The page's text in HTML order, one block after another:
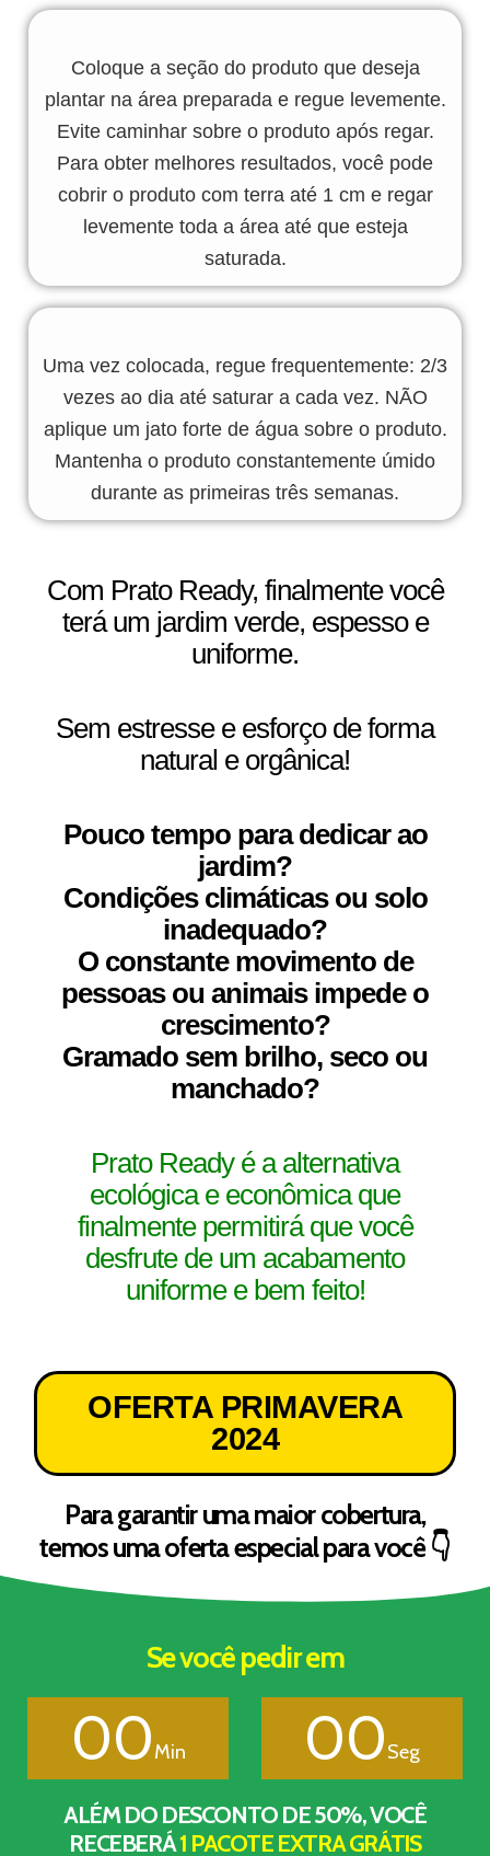
Coloque a seção do produto que deseja
plantar na área preparada e regue levemente.
Evite caminhar sobre o produto após regar.
Para obter melhores resultados, você pode
cobrir o produto com terra até 1 cm e regar
levemente toda a área até que esteja
saturada.
Uma vez colocada, regue frequentemente: 2/3
vezes ao dia até saturar a cada vez. NÃO
aplique um jato forte de água sobre o produto.
Mantenha o produto constantemente úmido
durante as primeiras três semanas.
Com Prato Ready, finalmente você
terá um jardim verde, espesso e
uniforme.
Sem estresse e esforço de forma
natural e orgânica!
Pouco tempo para dedicar ao
jardim?
Condições climáticas ou solo
inadequado?
O constante movimento de
pessoas ou animais impede o
crescimento?
Gramado sem brilho, seco ou
manchado?
Prato Ready é a alternativa
ecológica e econômica que
finalmente permitirá que você
desfrute de um acabamento
uniforme e bem feito!
OFERTA PRIMAVERA
2024
Para garantir uma maior cobertura,
temos uma oferta especial para você 👇
Se você pedir em
00Min 00Seg
ALÉM DO DESCONTO DE 50%, VOCÊ
RECEBERÁ1 PACOTE EXTRA GRÁTIS